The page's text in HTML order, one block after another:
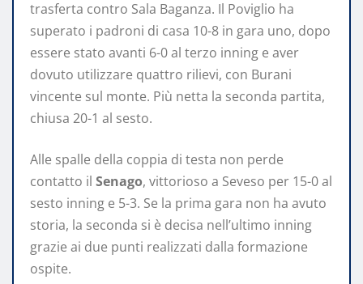
trasferta contro Sala Baganza. Il Poviglio ha
superato i padroni di casa 10-8 in gara uno, dopo
essere stato avanti 6-0 al terzo inning e aver
dovuto utilizzare quattro rilievi, con Burani
vincente sul monte. Più netta la seconda partita,
chiusa 20-1 al sesto.
Alle spalle della coppia di testa non perde
contatto il Senago, vittorioso a Seveso per 15-0 al
sesto inning e 5-3. Se la prima gara non ha avuto
storia, la seconda si è decisa nell’ultimo inning
grazie ai due punti realizzati dalla formazione
ospite.